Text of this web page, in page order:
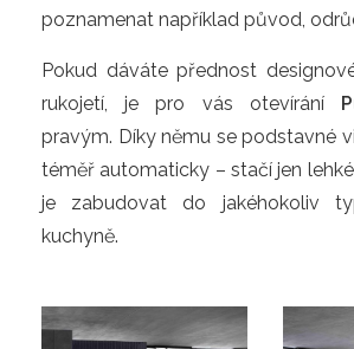
poznamenat například původ,
Pokud dáváte přednost
rukojetí, je pro vás otevírání
pravým. Díky němu se podstavné
téměř automaticky – stačí jen
je zabudovat do jakéhokoliv
kuchyně.